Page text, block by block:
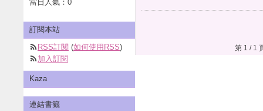
第 1 /
當日人氣： 0
訂閱本站
RSS訂閱 (如何使用RSS)
加入訂閱
Kaza
連結書籤